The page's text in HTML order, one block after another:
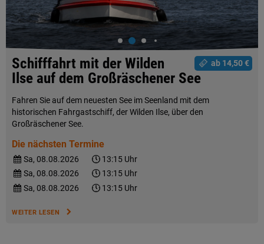
ab 14,50 €
Schifffahrt mit der Wilden
Ilse auf dem Großräschener See
Fahren Sie auf dem neuesten See im Seenland mit dem
historischen Fahrgastschiff, der Wilden Ilse, über den
Großräschener See.
Die nächsten Termine
Sa, 08.08.2026
13:15 Uhr
Sa, 08.08.2026
13:15 Uhr
Sa, 08.08.2026
13:15 Uhr
WEITER LESEN